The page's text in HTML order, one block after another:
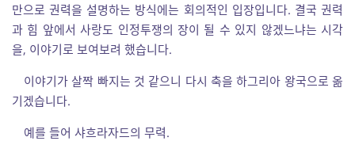
만으로 권력을 설명하는 방식에는 회의적인 입장입니다. 결국 권력
과 힘 앞에서 사랑도 인정투쟁의 장이 될 수 있지 않겠느냐는 시각
을, 이야기로 보여보려 했습니다.
이야기가 살짝 빠지는 것 같으니 다시 축을 하그리아 왕국으로 옮
기겠습니다.
예를 들어 샤흐라자드의 무력.